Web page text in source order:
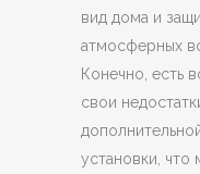
вид дома и
атмосферных
Конечно, есть
свои
установки, что